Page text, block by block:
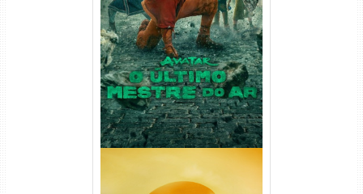
Avatar: O Último Mestre do
Ar 2ª Temporada Torrent
(2026) WEB-DL 1080p Dual
Áudio